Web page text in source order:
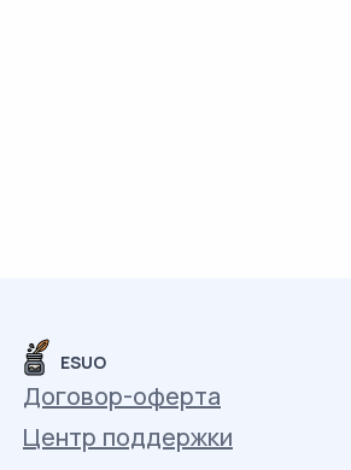
ESUO
Договор-оферта
Центр поддержки